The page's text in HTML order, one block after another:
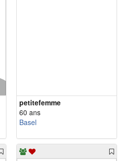
petitefemme
60 ans
Basel